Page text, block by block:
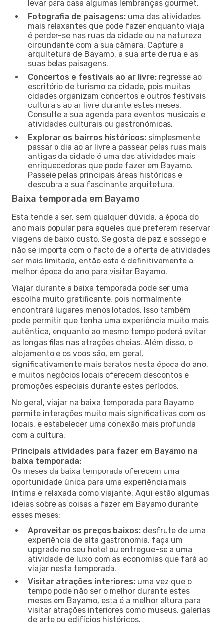
levar para casa algumas lembranças gourmet.
Fotografia de paisagens: uma das atividades
mais relaxantes que pode fazer enquanto viaja
é perder-se nas ruas da cidade ou na natureza
circundante com a sua câmara. Capture a
arquitetura de Bayamo, a sua arte de rua e as
suas belas paisagens.
Concertos e festivais ao ar livre: regresse ao
escritório de turismo da cidade, pois muitas
cidades organizam concertos e outros festivais
culturais ao ar livre durante estes meses.
Consulte a sua agenda para eventos musicais e
atividades culturais ou gastronómicas.
Explorar os bairros históricos: simplesmente
passar o dia ao ar livre a passear pelas ruas mais
antigas da cidade é uma das atividades mais
enriquecedoras que pode fazer em Bayamo.
Passeie pelas principais áreas históricas e
descubra a sua fascinante arquitetura.
Baixa temporada em Bayamo
Esta tende a ser, sem qualquer dúvida, a época do
ano mais popular para aqueles que preferem reservar
viagens de baixo custo. Se gosta de paz e sossego e
não se importa com o facto de a oferta de atividades
ser mais limitada, então esta é definitivamente a
melhor época do ano para visitar Bayamo.
Viajar durante a baixa temporada pode ser uma
escolha muito gratificante, pois normalmente
encontrará lugares menos lotados. Isso também
pode permitir que tenha uma experiência muito mais
autêntica, enquanto ao mesmo tempo poderá evitar
as longas filas nas atrações cheias. Além disso, o
alojamento e os voos são, em geral,
significativamente mais baratos nesta época do ano,
e muitos negócios locais oferecem descontos e
promoções especiais durante estes períodos.
No geral, viajar na baixa temporada para Bayamo
permite interações muito mais significativas com os
locais, e estabelecer uma conexão mais profunda
com a cultura.
Principais atividades para fazer em Bayamo na
baixa temporada:
Os meses da baixa temporada oferecem uma
oportunidade única para uma experiência mais
íntima e relaxada como viajante. Aqui estão algumas
ideias sobre as coisas a fazer em Bayamo durante
esses meses:
Aproveitar os preços baixos: desfrute de uma
experiência de alta gastronomia, faça um
upgrade no seu hotel ou entregue-se a uma
atividade de luxo com as economias que fará ao
viajar nesta temporada.
Visitar atrações interiores: uma vez que o
tempo pode não ser o melhor durante estes
meses em Bayamo, esta é a melhor altura para
visitar atrações interiores como museus, galerias
de arte ou edifícios históricos.